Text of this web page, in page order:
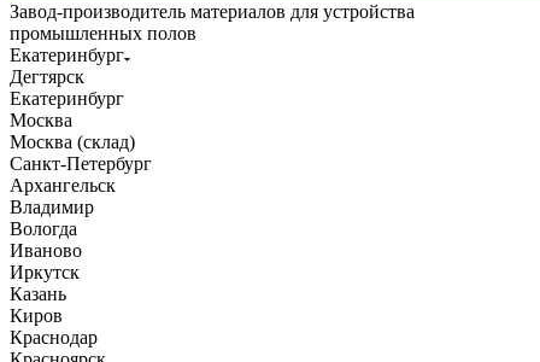
Завод-производитель материалов для устройства
промышленных полов
Екатеринбург
Дегтярск
Екатеринбург
Москва
Москва (склад)
Санкт-Петербург
Архангельск
Владимир
Вологда
Иваново
Иркутск
Казань
Киров
Краснодар